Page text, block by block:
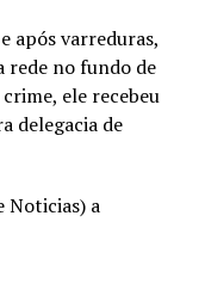
após varreduras,
rede no fundo de
ele recebeu
delegacia de
Noticias) a